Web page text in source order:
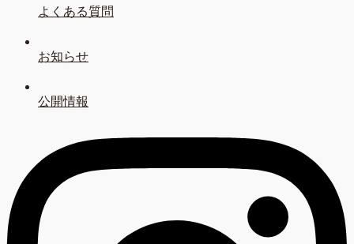
よくある質問
お知らせ
公開情報